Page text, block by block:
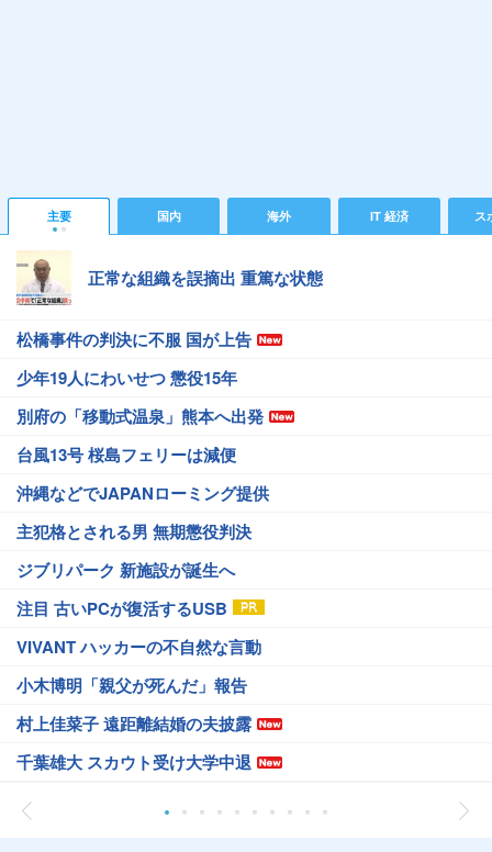
主要 国内 海外 IT 経済 ス
正常な組織を誤摘出 重篤な状態
松橋事件の判決に不服 国が上告
少年19人にわいせつ 懲役15年
別府の「移動式温泉」熊本へ出発
台風13号 桜島フェリーは減便
沖縄などでJAPANローミング提供
主犯格とされる男 無期懲役判決
ジブリパーク 新施設が誕生へ
注目 古いPCが復活するUSB
VIVANT ハッカーの不自然な言動
小木博明「親父が死んだ」報告
村上佳菜子 遠距離結婚の夫披露
千葉雄大 スカウト受け大学中退